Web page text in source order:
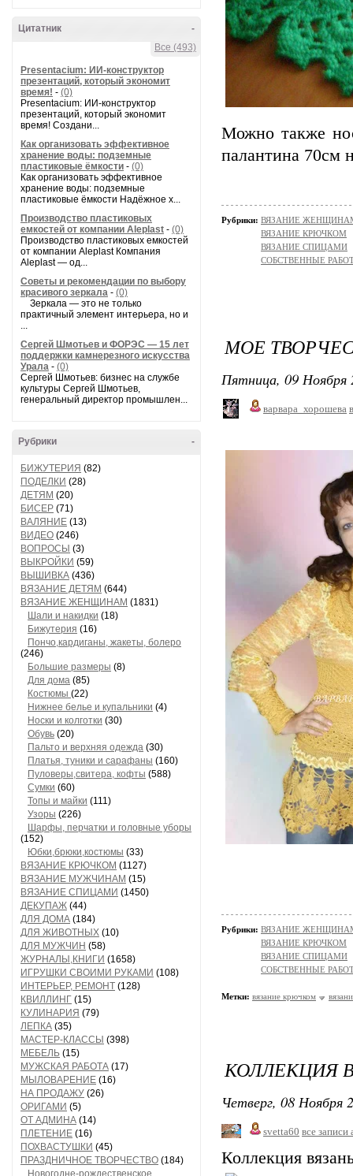
-
Цитатник
Все (493)
Presentacium: ИИ‑конструктор
презентаций, который экономит
время! - (0)
Presentacium: ИИ‑конструктор
презентаций, который экономит
время! Создани...
Как организовать эффективное
хранение воды: подземные
пластиковые ёмкости - (0)
Как организовать эффективное
хранение воды: подземные
пластиковые ёмкости Надёжное х...
Производство пластиковых
емкостей от компании Aleplast - (0)
Производство пластиковых емкостей
от компании Aleplast Компания
Aleplast — од...
Советы и рекомендации по выбору
красивого зеркала - (0)
Зеркала — это не только
практичный элемент интерьера, но и
...
Сергей Шмотьев и ФОРЭС — 15 лет
поддержки камнерезного искусства
Урала - (0)
Сергей Шмотьев: бизнес на службе
культуры Сергей Шмотьев,
генеральный директор промышлен...
-
Рубрики
БИЖУТЕРИЯ (82)
ПОДЕЛКИ (28)
ДЕТЯМ (20)
БИСЕР (71)
ВАЛЯНИЕ (13)
ВИДЕО (246)
ВОПРОСЫ (3)
ВЫКРОЙКИ (59)
ВЫШИВКА (436)
ВЯЗАНИЕ ДЕТЯМ (644)
ВЯЗАНИЕ ЖЕНЩИНАМ (1831)
Шали и накидки (18)
Бижутерия (16)
Пончо,кардиганы, жакеты, болеро
(246)
Большие размеры (8)
Для дома (85)
Костюмы (22)
Нижнее белье и купальники (4)
Носки и колготки (30)
Обувь (20)
Пальто и верхняя одежда (30)
Платья, туники и сарафаны (160)
Пуловеры,свитера, кофты (588)
Сумки (60)
Топы и майки (111)
Узоры (226)
Шарфы, перчатки и головные уборы
(152)
Юбки,брюки,костюмы (33)
ВЯЗАНИЕ КРЮЧКОМ (1127)
ВЯЗАНИЕ МУЖЧИНАМ (15)
ВЯЗАНИЕ СПИЦАМИ (1450)
ДЕКУПАЖ (44)
ДЛЯ ДОМА (184)
ДЛЯ ЖИВОТНЫХ (10)
ДЛЯ МУЖЧИН (58)
ЖУРНАЛЫ,КНИГИ (1658)
ИГРУШКИ СВОИМИ РУКАМИ (108)
ИНТЕРЬЕР, РЕМОНТ (128)
КВИЛЛИНГ (15)
КУЛИНАРИЯ (79)
ЛЕПКА (35)
МАСТЕР-КЛАССЫ (398)
МЕБЕЛЬ (15)
МУЖСКАЯ РАБОТА (17)
МЫЛОВАРЕНИЕ (16)
НА ПРОДАЖУ (26)
ОРИГАМИ (5)
ОТ АДМИНА (14)
ПЛЕТЕНИЕ (16)
ПОХВАСТУШКИ (45)
ПРАЗДНИЧНОЕ ТВОРЧЕСТВО (184)
Новогодне-рождественское
Можно также
палантина 70см
Рубрики: ВЯЗАНИЕ ЖЕНЩИНАМ/
ВЯЗАНИЕ КРЮЧКОМ
ВЯЗАНИЕ СПИЦАМИ
СОБСТВЕННЫЕ
МОЕ
Пятница, 09 Ноября
варвара_хорошева
Рубрики: ВЯЗАНИЕ ЖЕНЩИНАМ/
ВЯЗАНИЕ КРЮЧКОМ
ВЯЗАНИЕ СПИЦАМИ
СОБСТВЕННЫЕ
Метки: вязание крючком
КОЛЛЕКЦИЯ
Четверг, 08 Ноября
svetta60 все записи
Коллекция